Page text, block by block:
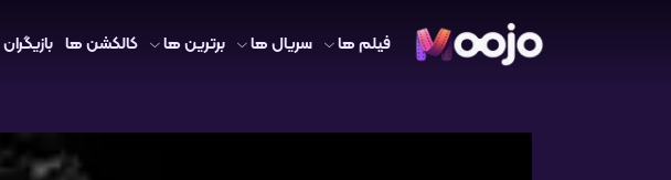
فیلم ها سریال ها برترین ها کالکشن ها بازیگران